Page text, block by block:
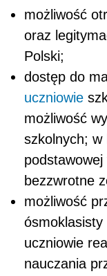
możliwość
oraz
Polski;
dostęp do
uczniowie
możliwość
szkolnych; w
bezzwrotne
możliwość
uczniowie
nauczania